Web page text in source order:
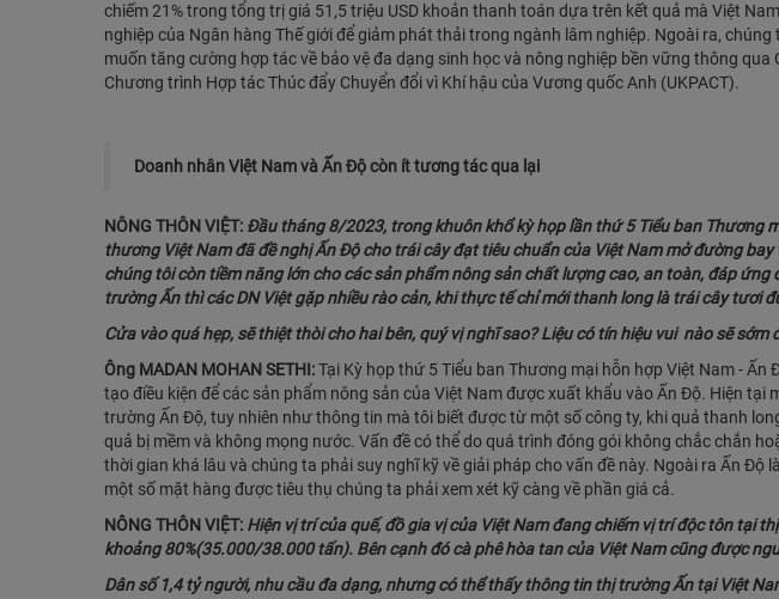
chiếm 21% trong tổng trị giá 51,5 triệu USD khoản thanh toán dựa trên kết quả mà Việt
nghiệp của Ngân hàng Thế giới để giảm phát thải trong ngành lâm nghiệp. Ngoài ra,
muốn tăng cường hợp tác về bảo vệ đa dạng sinh học và nông nghiệp bền vững thông qua
Chương trình Hợp tác Thúc đẩy Chuyển đổi vì Khí hậu của Vương quốc Anh (UKPACT).
Doanh nhân Việt Nam và Ấn Độ còn ít tương tác qua lại
NÔNG THÔN VIỆT: Đầu tháng 8/2023, trong khuôn khổ kỳ họp lần thứ 5 Tiểu ban Thương
thương Việt Nam đã đề nghị Ấn Độ cho trái cây đạt tiêu chuẩn của Việt Nam mở đường
chúng tôi còn tiềm năng lớn cho các sản phẩm nông sản chất lượng cao, an toàn, đáp
trường Ấn thì các DN Việt gặp nhiều rào cản, khi thực tế chỉ mới thanh long là trái cây tươi
Cửa vào quá hẹp, sẽ thiệt thòi cho hai bên, quý vị nghĩ sao? Liệu có tín hiệu vui nào sẽ sớm
Ông MADAN MOHAN SETHI:Tại Kỳ họp thứ 5 Tiểu ban Thương mại hỗn hợp Việt Nam -
tạo điều kiện để các sản phẩm nông sản của Việt Nam được xuất khẩu vào Ấn Độ. Hiện
trường Ấn Độ, tuy nhiên như thông tin mà tôi biết được từ một số công ty, khi quả thanh
quả bị mềm và không mọng nước. Vấn đề có thể do quá trình đóng gói không chắc chắn
thời gian khá lâu và chúng ta phải suy nghĩ kỹ về giải pháp cho vấn đề này. Ngoài ra Ấn
một số mặt hàng được tiêu thụ chúng ta phải xem xét kỹ càng về phần giá cả.
NÔNG THÔN VIỆT: Hiện vị trí của quế, đồ gia vị của Việt Nam đang chiếm vị trí độc tôn tại
khoảng 80%(35.000/38.000 tấn). Bên cạnh đó cà phê hòa tan của Việt Nam cũng được
Dân số 1,4 tỷ người, nhu cầu đa dạng, nhưng có thể thấy thông tin thị trường Ấn tại Việt